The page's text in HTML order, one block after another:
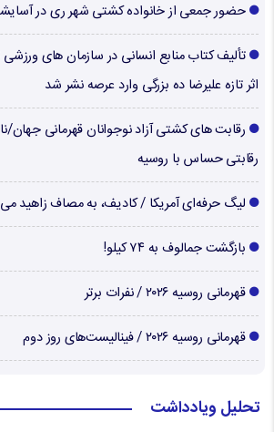
حضور جمعی از خانواده کشتی شهر ری در
تألیف کتاب منابع انسانی در سازمان های
اثر تازه علیرضا ده بزرگی وارد عرصه نشر شد
رقابت های کشتی آزاد نوجوانان قهرمانی جهان/
رقابتی حساس با روسیه
لیگ حرفه‌ای آمریکا / کادیف، به مصاف زاهید
بازگشت جمالوف به ۷۴ کیلو!
قهرمانی روسیه ۲۰۲۶ / نفرات برتر
قهرمانی روسیه ۲۰۲۶ / فینالیست‌های روز دوم
تحلیل ویادداشت